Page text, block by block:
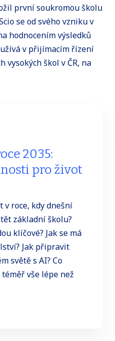
první soukromou školu
se od svého vzniku v
hodnocením výsledků
v přijímacím řízení
vysokých škol v ČR, na
2035:
pro život
v roce, kdy dnešní
základní školu?
klíčové? Jak se má
Jak připravit
světě s AI? Co
vše lépe než